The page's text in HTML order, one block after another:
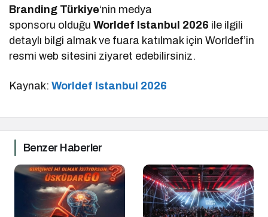
Branding Türkiye‘nin medya
sponsoru olduğu Worldef Istanbul 2026 ile ilgili
detaylı bilgi almak ve fuara katılmak için Worldef’in
resmi web sitesini ziyaret edebilirsiniz.
Kaynak:Worldef Istanbul 2026
Benzer Haberler